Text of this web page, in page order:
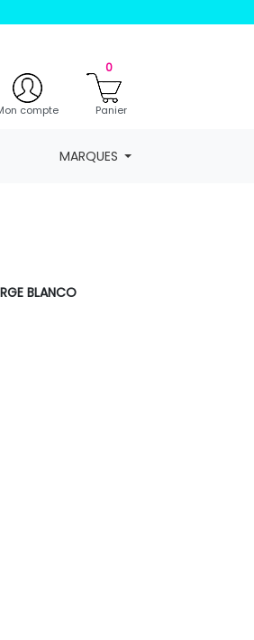
compte
0
Panier
MARQUES
BLANCO